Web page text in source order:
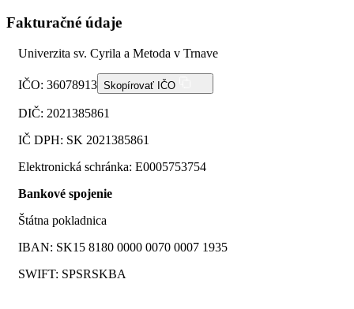
Fakturačné údaje
Univerzita sv. Cyrila a Metoda v Trnave
IČO: 36078913 Skopírovať IČO
DIČ: 2021385861
IČ DPH: SK 2021385861
Elektronická schránka: E0005753754
Bankové spojenie
Štátna pokladnica
IBAN: SK15 8180 0000 0070 0007 1935
SWIFT: SPSRSKBA